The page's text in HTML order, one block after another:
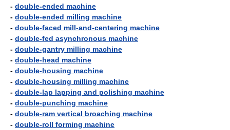
- double-ended machine
- double-ended milling machine
- double-faced mill-and-centering machine
- double-fed asynchronous machine
- double-gantry milling machine
- double-head machine
- double-housing machine
- double-housing milling machine
- double-lap lapping and polishing machine
- double-punching machine
- double-ram vertical broaching machine
- double-roll forming machine